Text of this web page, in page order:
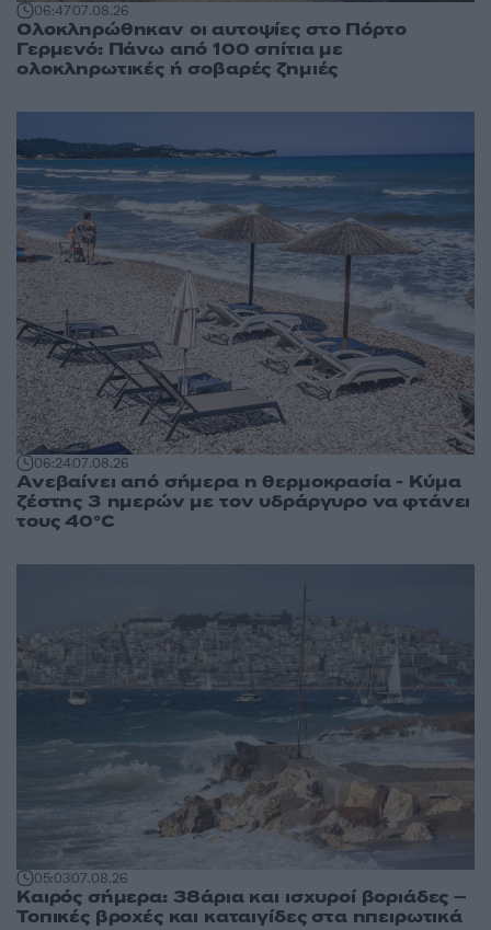
06:4707.08.26
Ολοκληρώθηκαν οι αυτοψίες στο Πόρτο
Γερμενό: Πάνω από 100 σπίτια με
ολοκληρωτικές ή σοβαρές ζημιές
06:2407.08.26
Ανεβαίνει από σήμερα η θερμοκρασία - Κύμα
ζέστης 3 ημερών με τον υδράργυρο να φτάνει
τους 40°C
05:0307.08.26
Καιρός σήμερα: 38άρια και ισχυροί βοριάδες –
Τοπικές βροχές και καταιγίδες στα ηπειρωτικά